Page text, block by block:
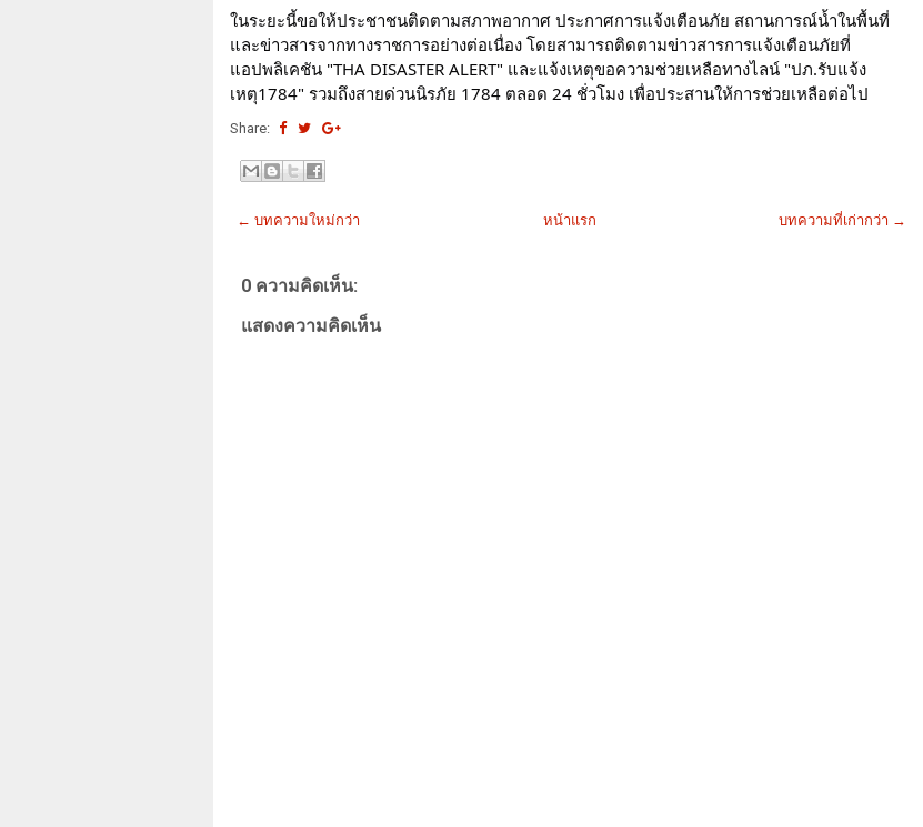
ในระยะนี้ขอให้ประชาชนติดตามสภาพอากาศ ประกาศการแจ้งเตือนภัย สถานการณ์น้ำในพื้นที่
และข่าวสารจากทางราชการอย่างต่อเนื่อง โดยสามารถติดตามข่าวสารการแจ้งเตือนภัยที่
แอปพลิเคชัน "THA DISASTER ALERT" และแจ้งเหตุขอความช่วยเหลือทางไลน์ "ปภ.รับแจ้ง
เหตุ1784" รวมถึงสายด่วนนิรภัย 1784 ตลอด 24 ชั่วโมง เพื่อประสานให้การช่วยเหลือต่อไป
Share:
← บทความใหม่กว่า บทความที่เก่ากว่า →
หน้าแรก
0 ความคิดเห็น:
แสดงความคิดเห็น